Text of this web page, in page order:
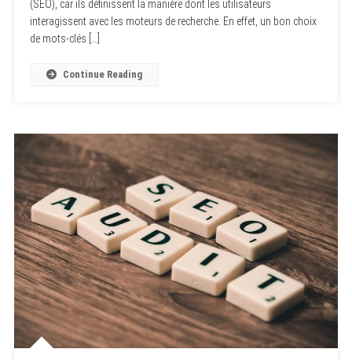
(SEO), car ils définissent la manière dont les utilisateurs
interagissent avec les moteurs de recherche. En effet, un bon choix
de mots-clés […]
Continue Reading